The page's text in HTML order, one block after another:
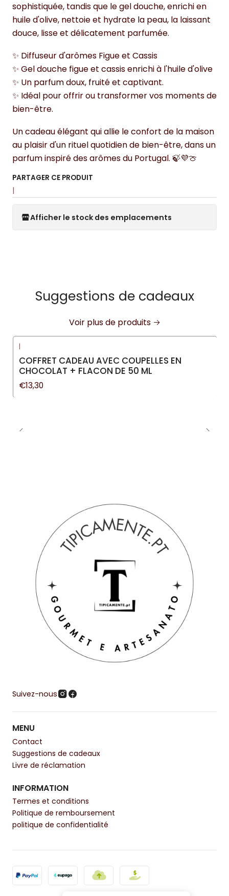
sophistiquée, tandis que le gel douche, enrichi en
huile d'olive, nettoie et hydrate la peau, la laissant
douce, lisse et délicatement parfumée.
✨ Diffuseur d'arômes Figue et Cassis
✨ Gel douche figue et cassis enrichi à l'huile d'olive
✨ Un parfum doux, fruité et captivant.
✨ Idéal pour offrir ou transformer vos moments de
bien-être.
Un cadeau élégant qui allie le confort de la maison
au plaisir d'un rituel quotidien de bien-être, dans un
parfum inspiré des arômes du Portugal. 🍃💜🍈
PARTAGER CE PRODUIT
|
Afficher le stock des emplacements
Suggestions de cadeaux
Voir plus de produits
|
COFFRET CADEAU AVEC COUPELLES EN
CHOCOLAT + FLACON DE 50 ML
€13,30
Suivez-nous
MENU
Contact
Suggestions de cadeaux
Livre de réclamation
INFORMATION
Termes et conditions
Politique de remboursement
politique de confidentialité